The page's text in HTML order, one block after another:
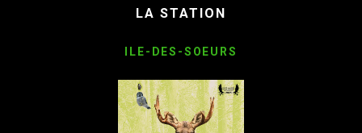
LA STATION
ILE-DES-SOEURS